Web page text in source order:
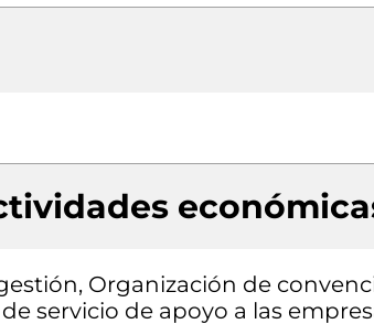
Organización de
servicio de apoyo a las